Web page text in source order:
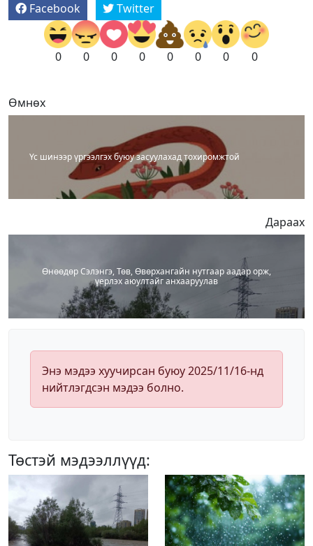
Facebook Twitter
0 0 0 0 0 0 0 0
Өмнөх
Үс шинээр үргээлгэх буюу засуулахад тохиромжтой
Дараах
Өнөөдөр Сэлэнгэ, Төв, Өвөрхангайн нутгаар аадар орж,
үерлэх аюултайг анхааруулав
Энэ мэдээ хуучирсан буюу 2025/11/16-нд
нийтлэгдсэн мэдээ болно.
Төстэй мэдээллүүд: